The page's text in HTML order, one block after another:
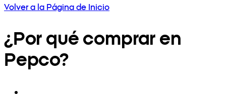
Volver a la Página de Inicio
¿Por qué comprar en
Pepco?